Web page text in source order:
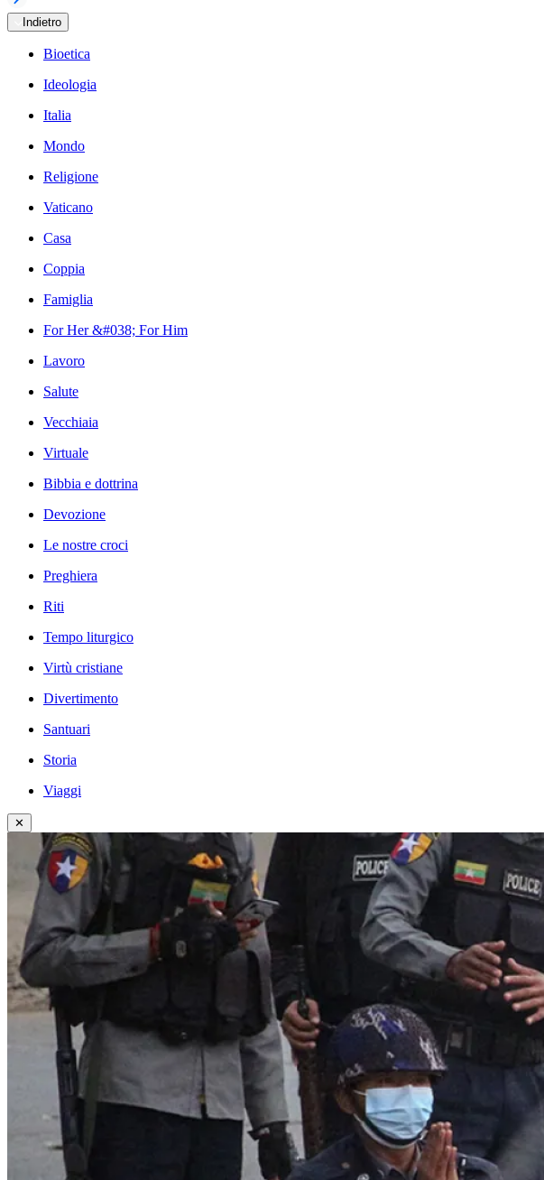
Indietro
Bioetica
Ideologia
Italia
Mondo
Religione
Vaticano
Casa
Coppia
Famiglia
For Her &#038; For Him
Lavoro
Salute
Vecchiaia
Virtuale
Bibbia e dottrina
Devozione
Le nostre croci
Preghiera
Riti
Tempo liturgico
Virtù cristiane
Divertimento
Santuari
Storia
Viaggi
✕